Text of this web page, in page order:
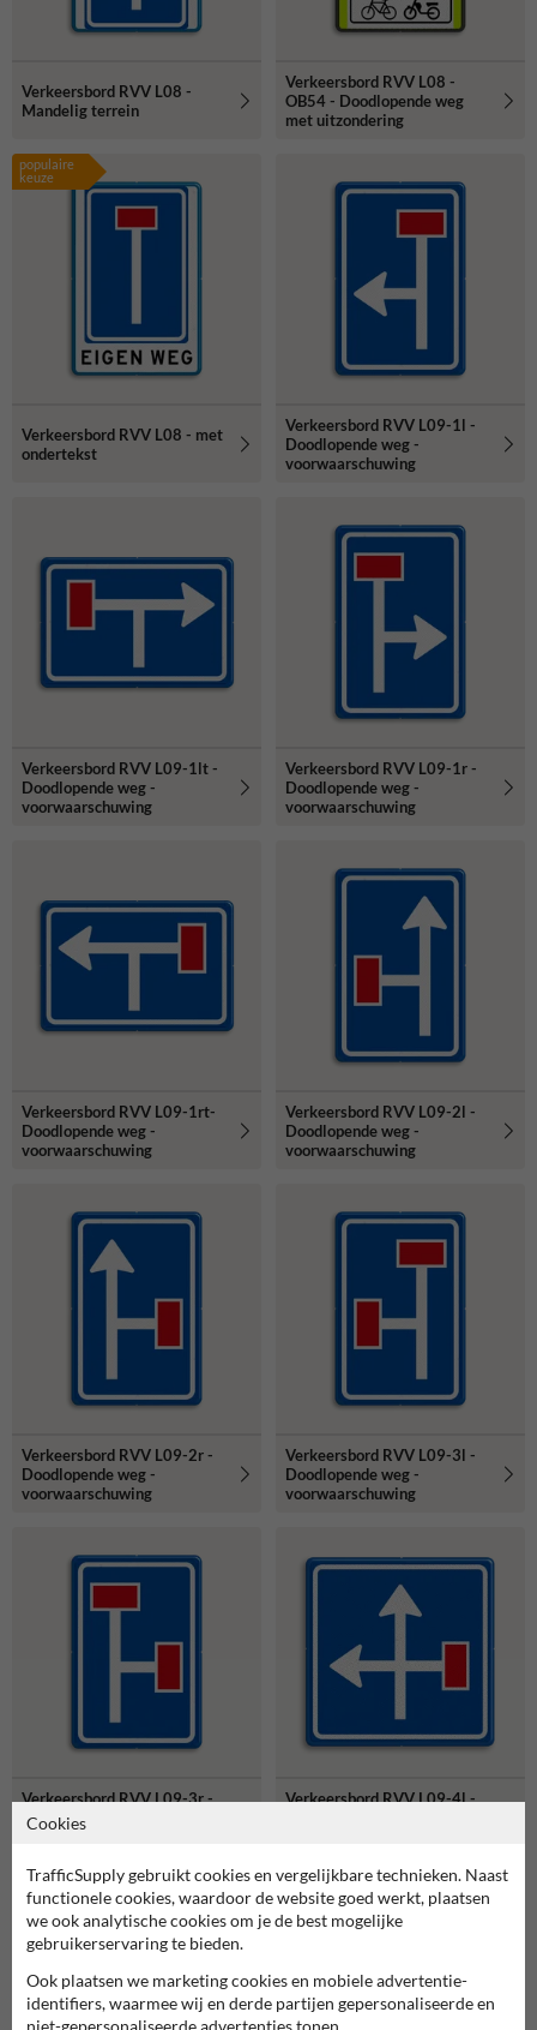
Verkeersbord RVV L08 -
Mandelig terrein
Verkeersbord RVV L08 -
OB54 - Doodlopende weg
met uitzondering
populaire
keuze
Verkeersbord RVV L08 - met
ondertekst
Verkeersbord RVV L09-1l -
Doodlopende weg -
voorwaarschuwing
Verkeersbord RVV L09-1lt -
Doodlopende weg -
voorwaarschuwing
Verkeersbord RVV L09-1r -
Doodlopende weg -
voorwaarschuwing
Verkeersbord RVV L09-1rt-
Doodlopende weg -
voorwaarschuwing
Verkeersbord RVV L09-2l -
Doodlopende weg -
voorwaarschuwing
Verkeersbord RVV L09-2r -
Doodlopende weg -
voorwaarschuwing
Verkeersbord RVV L09-3l -
Doodlopende weg -
voorwaarschuwing
Verkeersbord RVV L09-3r -
Doodlopende weg -
Verkeersbord RVV L09-4l -
Cookies
TrafficSupply gebruikt cookies en vergelijkbare technieken. Naast
functionele cookies, waardoor de website goed werkt, plaatsen
we ook analytische cookies om je de best mogelijke
gebruikerservaring te bieden.
Ook plaatsen we marketing cookies en mobiele advertentie-
identifiers, waarmee wij en derde partijen gepersonaliseerde en
niet-gepersonaliseerde advertenties tonen